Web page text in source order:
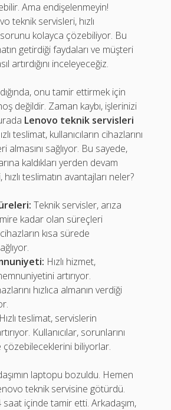
Ama endişelenmeyin!
teknik servisleri, hızlı
kolayca çözebiliyor. Bu
getirdiği faydaları ve müşteri
artırdığını inceleyeceğiz.
onu tamir ettirmek için
değildir. Zaman kaybı, işlerinizi
Lenovo teknik servisleri
teslimat, kullanıcıların cihazlarını
almasını sağlıyor. Bu sayede,
kaldıkları yerden devam
teslimatın avantajları neler?
Teknik servisler, arıza
kadar olan süreçleri
kısa sürede
Hızlı hizmet,
artırıyor.
hızlıca almanın verdiği
Hızlı teslimat, servislerin
Kullanıcılar, sorunlarını
çözebileceklerini biliyorlar.
laptopu bozuldu. Hemen
teknik servisine götürdü.
saat içinde tamir etti. Arkadaşım,